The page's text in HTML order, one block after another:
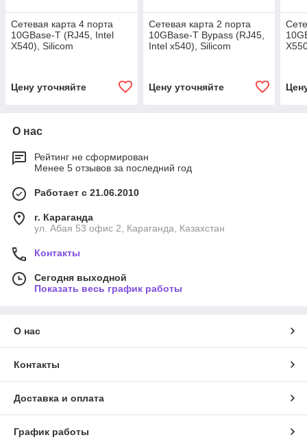
Сетевая карта 4 порта
10GBase-T (RJ45, Intel
X540), Silicom
Цену уточняйте
Сетевая карта 2 порта
10GBase-T Bypass (RJ45,
Intel x540), Silicom
Цену уточняйте
О нас
Рейтинг не сформирован
Менее 5 отзывов за последний год
Работает с 21.06.2010
г. Караганда
ул. Абая 53 офис 2, Караганда, Казахстан
Контакты
Сегодня выходной
Показать весь график работы
О нас
Контакты
Доставка и оплата
График работы